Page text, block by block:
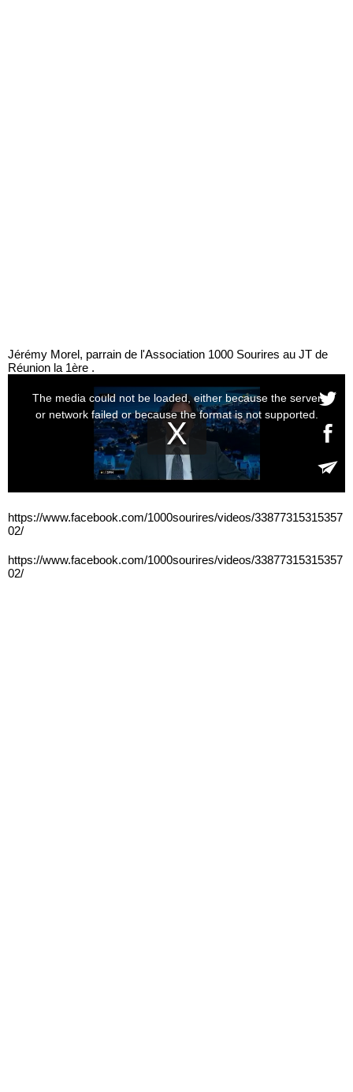
Jérémy Morel, parrain de l'Association 1000 Sourires au JT de
Réunion la 1ère .
https://www.facebook.com/1000sourires/videos/33877315315357
02/
https://www.facebook.com/1000sourires/videos/33877315315357
02/